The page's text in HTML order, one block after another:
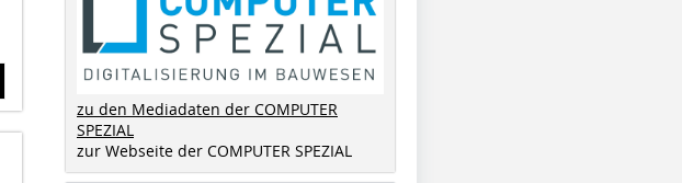
zu den Mediadaten der COMPUTER
SPEZIAL
zur Webseite der COMPUTER SPEZIAL